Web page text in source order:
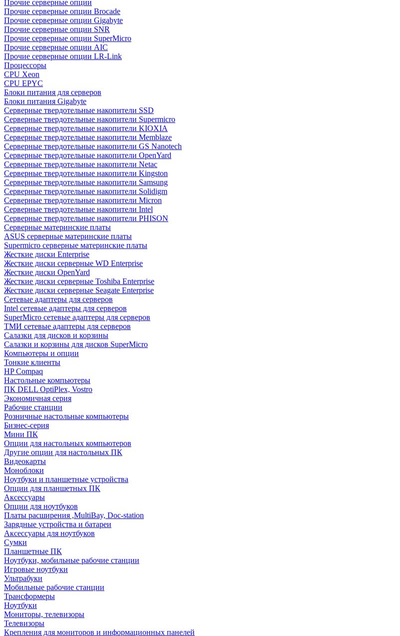
Прочие серверные опции
Прочие серверные опции Brocade
Прочие серверные опции Gigabyte
Прочие серверные опции SNR
Прочие серверные опции SuperMicro
Прочие серверные опции AIC
Прочие серверные опции LR-Link
Процессоры
CPU Xeon
CPU EPYC
Блоки питания для серверов
Блоки питания Gigabyte
Серверные твердотельные накопители SSD
Cерверные твердотельные накопители Supermicro
Cерверные твердотельные накопители KIOXIA
Cерверные твердотельные накопители Memblaze
Cерверные твердотельные накопители GS Nanotech
Серверные твердотельные накопители OpenYard
Серверные твердотельные накопители Netac
Cерверные твердотельные накопители Kingston
Cерверные твердотельные накопители Samsung
Cерверные твердотельные накопители Solidigm
Cерверные твердотельные накопители Micron
Cерверные твердотельные накопители Intel
Cерверные твердотельные накопители PHISON
Серверные материнские платы
ASUS серверные материнские платы
Supermicro серверные материнские платы
Жесткие диски Enterprise
Жесткие диски серверные WD Enterprise
Жесткие диски OpenYard
Жесткие диски серверные Toshiba Enterprise
Жесткие диски серверные Seagate Enterprise
Сетевые адаптеры для серверов
Intel сетевые адаптеры для серверов
SuperMicro сетевые адаптеры для серверов
ТМИ сетевые адаптеры для серверов
Салазки для дисков и корзины
Салазки и корзины для дисков SuperMicro
Компьютеры и опции
Тонкие клиенты
HP Compaq
Настольные компьютеры
ПК DELL OptiPlex, Vostro
Экономичная серия
Рабочие станции
Розничные настольные компьютеры
Бизнес-серия
Мини ПК
Опции для настольных компьютеров
Другие опции для настольных ПК
Видеокарты
Моноблоки
Ноутбуки и планшетные устройства
Опции для планшетных ПК
Аксессуары
Опции для ноутбуков
Платы расширения ,MultiBay, Doc-station
Зарядные устройства и батареи
Аксессуары для ноутбуков
Сумки
Планшетные ПК
Ноутбуки, мобильные рабочие станции
Игровые ноутбуки
Ультрабуки
Мобильные рабочие станции
Трансформеры
Ноутбуки
Мониторы, телевизоры
Телевизоры
Крепления для мониторов и информационных панелей